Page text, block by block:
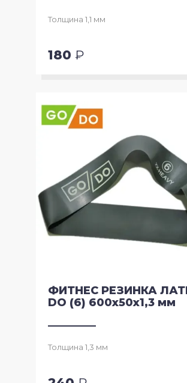
Толщина 1,1 мм
180 ₽
ФИТНЕС РЕЗИНКА
DO (6) 600х50х1,3 мм
Толщина 1,3 мм